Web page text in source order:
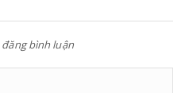
bình luận